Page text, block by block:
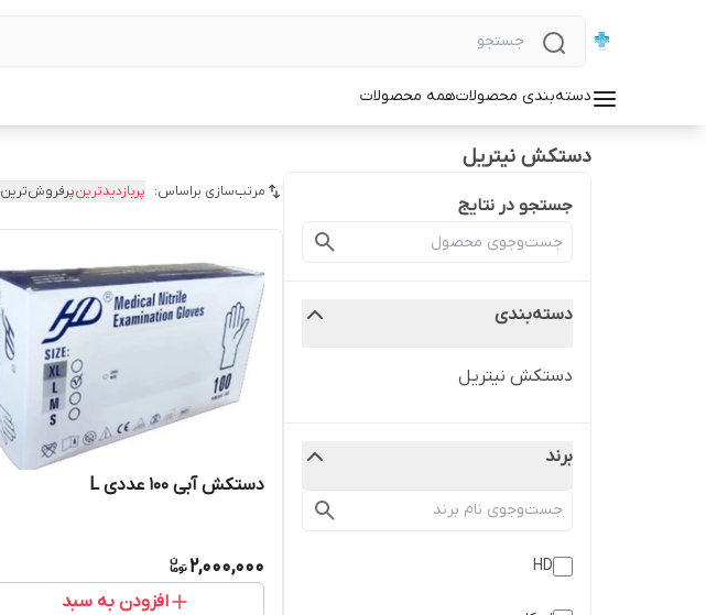
دسته‌بندی محصولاتهمه محصولات
دستکش نیتریل
جستجو در نتایج
دسته‌بندی
دستکش نیتریل
برند
HD
مرتب‌سازی براساس: پربازدیدترینپرفروش‌ترین
دستکش آبی ۱۰۰ عددی L
2,000,000
افزودن به سبد